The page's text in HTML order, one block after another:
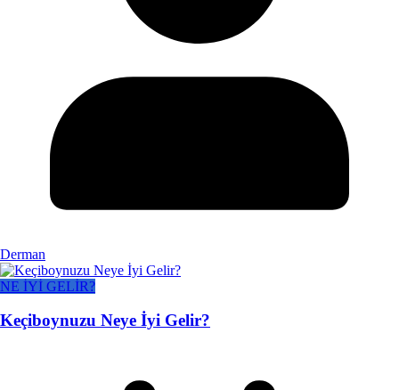
Derman
NE İYİ GELİR?
Keçiboynuzu Neye İyi Gelir?